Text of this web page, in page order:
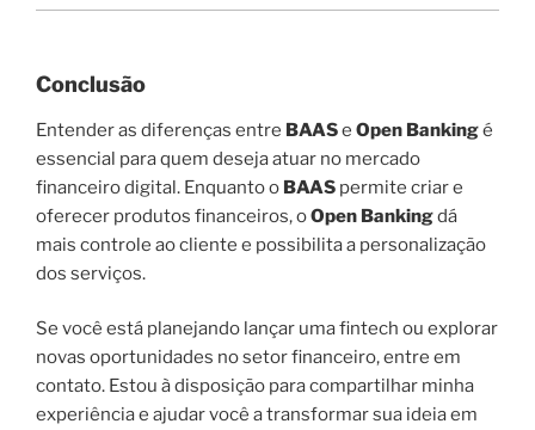
Conclusão
Entender as diferenças entre BAASe Open Bankingé
essencial para quem deseja atuar no mercado
financeiro digital. Enquanto o BAAS permite criar e
oferecer produtos financeiros, oOpen Bankingdá
mais controle ao cliente e possibilita a personalização
dos serviços.
Se você está planejando lançar uma fintech ou explorar
novas oportunidades no setor financeiro, entre em
contato. Estou à disposição para compartilhar minha
experiência e ajudar você a transformar sua ideia em